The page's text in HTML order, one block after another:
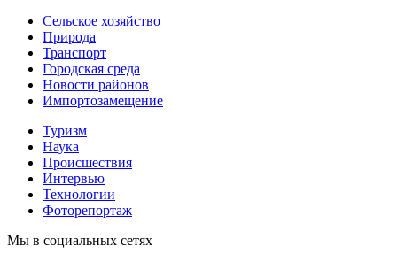
Сельское хозяйство
Природа
Транспорт
Городская среда
Новости районов
Импортозамещение
Туризм
Наука
Происшествия
Интервью
Технологии
Фоторепортаж
Мы в социальных сетях